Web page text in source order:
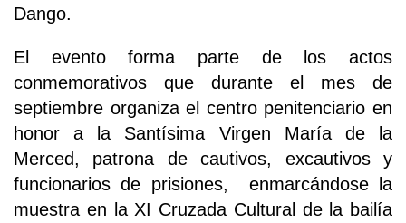
Dango.
El evento forma parte de los actos
conmemorativos que durante el mes de
septiembre organiza el centro penitenciario en
honor a la Santísima Virgen María de la
Merced, patrona de cautivos, excautivos y
funcionarios de prisiones, enmarcándose la
muestra en la XI Cruzada Cultural de la bailía